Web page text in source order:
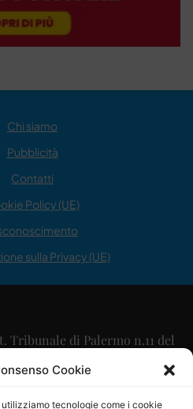
Cookie
tecnologie come i cookie
Chi siamo
Pubblicità
Contatti
Policy (UE)
sulla Privacy (UE)
di Palermo n.11 del
2015